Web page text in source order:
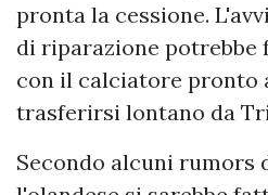
pronta la cessione.
di riparazione potrebbe
con il calciatore pronto
trasferirsi lontano da
Secondo alcuni rumors